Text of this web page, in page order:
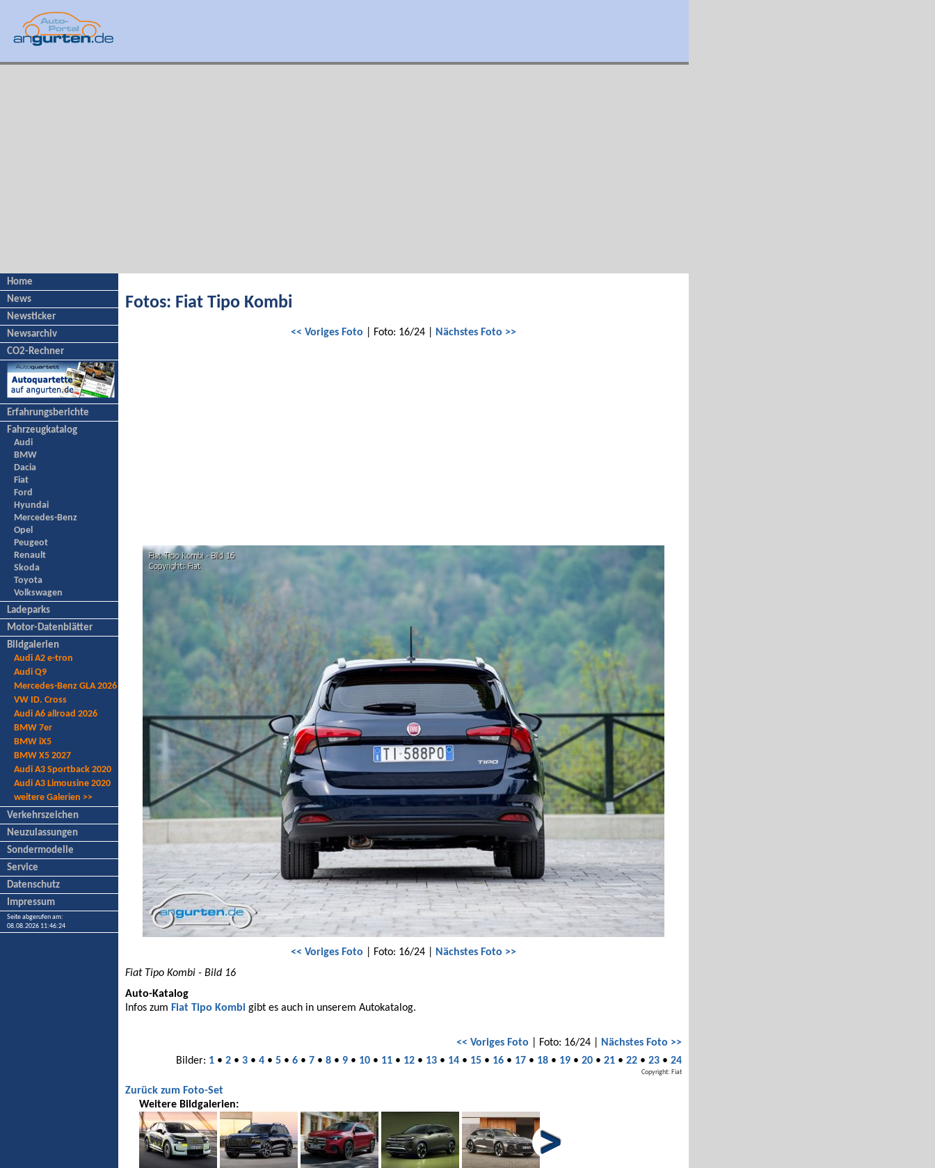
Home
News
Newsticker
Newsarchiv
CO2-Rechner
Erfahrungsberichte
Fahrzeugkatalog
Audi
BMW
Dacia
Fiat
Ford
Hyundai
Mercedes-Benz
Opel
Peugeot
Renault
Skoda
Toyota
Volkswagen
Ladeparks
Motor-Datenblätter
Bildgalerien
Audi A2 e-tron
Audi Q9
Mercedes-Benz GLA 2026
VW ID. Cross
Audi A6 allroad 2026
BMW 7er
BMW iX5
BMW X5 2027
Audi A3 Sportback 2020
Audi A3 Limousine 2020
weitere Galerien >>
Verkehrszeichen
Neuzulassungen
Sondermodelle
Service
Datenschutz
Impressum
Seite abgerufen am:
08.08.2026 11:46:24
Fotos: Fiat Tipo Kombi
<< Voriges Foto | Foto: 16/24 | Nächstes Foto >>
<< Voriges Foto | Foto: 16/24 |
Nächstes Foto >>
Fiat Tipo Kombi - Bild 16
Auto-Katalog
Infos zum Fiat Tipo Kombi gibt es auch in unserem Autokatalog.
<< Voriges Foto | Foto: 16/24 |
Nächstes Foto >>
Bilder: 1 • 2 • 3 • 4 • 5 • 6 • 7 • 8 • 9 • 10 • 11 • 12 • 13 • 14 • 15 • 16 • 17 • 18 • 19 • 20 • 21 • 22 • 23 • 24
Copyright: Fiat
Zurück zum Foto-Set
Weitere Bildgalerien: